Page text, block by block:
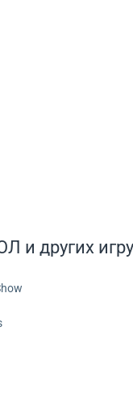
и других